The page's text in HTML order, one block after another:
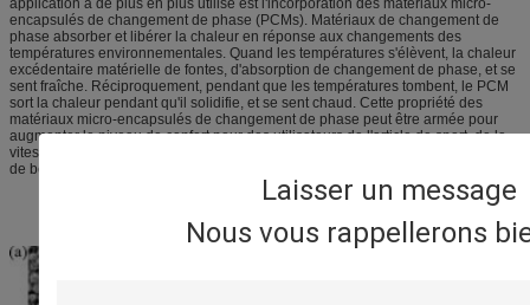
Laisser un message
Nous vous rappellerons
application a de plus en plus utilisé est l'incorporation des matériaux micro-
encapsulés de changement de phase (PCMs). Matériaux de changement de
phase absorber et libérer la chaleur en réponse aux changements des
températures environnementales. Quand les températures s'élèvent, la chaleur
excédentaire matérielle de fontes, d'absorption de changement de phase, et se
sent fraîche. Réciproquement, pendant que les températures tombent, le PCM
sort la chaleur pendant qu'il solidifie, et se sent chaud. Cette propriété des
matériaux micro-encapsulés de changement de phase peut être armée pour
augmenter le niveau de confort pour des utilisateurs de l'article de sport, de la
vitesse militaire, de la literie, de l'habillement, des matériaux de construction, et
de beaucoup d'autres produits de consommation.